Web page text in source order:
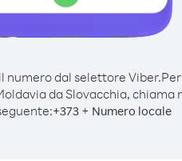
numero dal selettore Viber.Per
da Slovacchia, chiama
+373 + Numero locale